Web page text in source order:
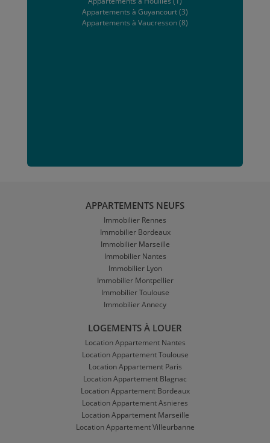
Appartements à Guyancourt (3)
Appartements à Vaucresson (8)
APPARTEMENTS NEUFS
Immobilier Rennes
Immobilier Bordeaux
Immobilier Marseille
Immobilier Nantes
Immobilier Lyon
Immobilier Montpellier
Immobilier Toulouse
Immobilier Annecy
LOGEMENTS À LOUER
Location Appartement Nantes
Location Appartement Toulouse
Location Appartement Paris
Location Appartement Blagnac
Location Appartement Bordeaux
Location Appartement Asnieres
Location Appartement Marseille
Location Appartement Villeurbanne